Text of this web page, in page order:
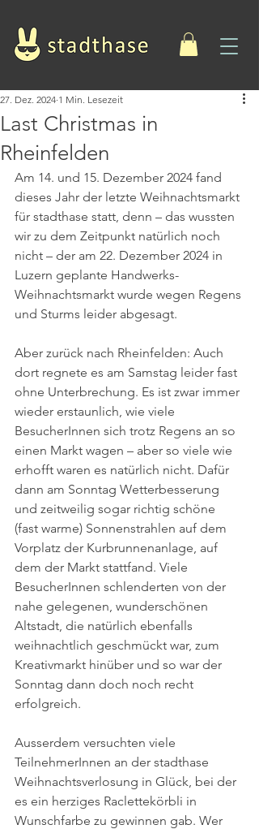
Last Christmas in
Rheinfelden
27. Dez. 2024 1 Min. Lesezeit
Am 14. und 15. Dezember 2024 fand
dieses Jahr der letzte Weihnachtsmarkt
für stadthase statt, denn – das wussten
wir zu dem Zeitpunkt natürlich noch
nicht – der am 22. Dezember 2024 in
Luzern geplante Handwerks-
Weihnachtsmarkt wurde wegen Regens
und Sturms leider abgesagt.
Aber zurück nach Rheinfelden: Auch
dort regnete es am Samstag leider fast
ohne Unterbrechung. Es ist zwar immer
wieder erstaunlich, wie viele
BesucherInnen sich trotz Regens an so
einen Markt wagen – aber so viele wie
erhofft waren es natürlich nicht. Dafür
dann am Sonntag Wetterbesserung
und zeitweilig sogar richtig schöne
(fast warme) Sonnenstrahlen auf dem
Vorplatz der Kurbrunnenanlage, auf
dem der Markt stattfand. Viele
BesucherInnen schlenderten von der
nahe gelegenen, wunderschönen
Altstadt, die natürlich ebenfalls
weihnachtlich geschmückt war, zum
Kreativmarkt hinüber und so war der
Sonntag dann doch noch recht
erfolgreich.
Ausserdem versuchten viele
TeilnehmerInnen an der stadthase
Weihnachtsverlosung in Glück, bei der
es ein herziges Raclettekörbli in
Wunschfarbe zu gewinnen gab. Wer